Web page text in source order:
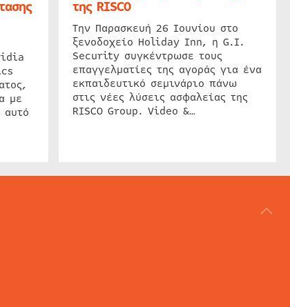
με
της RISCO
Την Παρασκευή 26 Ιουνίου στο
ξενοδοχείο Holiday Inn, η G.I.
Security συγκέντρωσε τους
επαγγελματίες της αγοράς για ένα
εκπαιδευτικό σεμινάριο πάνω
στις νέες λύσεις ασφαλείας της
RISCO Group. Video &…